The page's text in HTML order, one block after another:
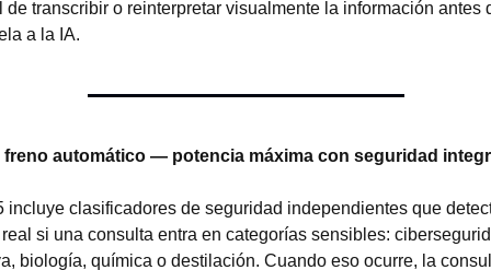
de transcribir o reinterpretar visualmente la información antes
a la IA.
freno automático — potencia máxima con seguridad
incluye clasificadores de seguridad independientes que
si una consulta entra en categorías sensibles:
biología, química o destilación. Cuando eso ocurre, la